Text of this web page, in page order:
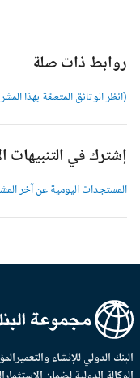
روابط ذات صلة
(انظر الوثائق المتعلقة بهذا
إشترك في التنبيهات
المستجدات اليومية عن آخر
الدولي للإنشاء والتعمير